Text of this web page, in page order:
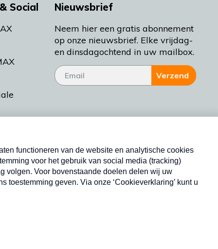
Social
Bakt
Nieuwsbrief
Neem hier een gratis abonnement
op onze nieuwsbrief. Elke vrijdag-
en dinsdagochtend in uw mailbox.
Verzend
Nieuwsbrief
Neem hier een gratis abonnement op onze